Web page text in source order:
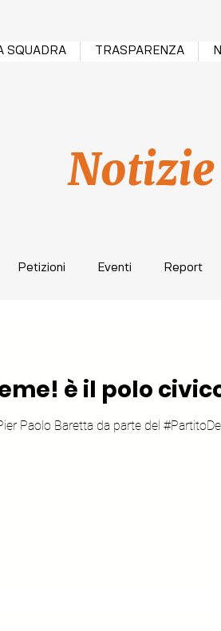
SQUADRA TRASPARENZA
Notizie
Petizioni Eventi Report
è il polo
Paolo Baretta da parte del